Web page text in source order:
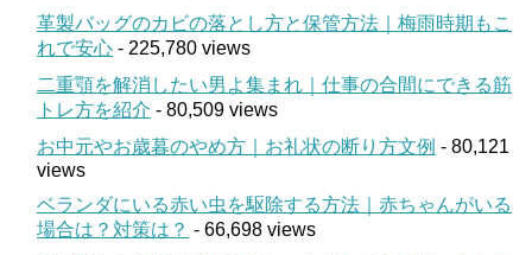
革製バッグのカビの落とし方と保管方法｜梅雨時期もこ
れで安心 - 225,780 views
二重顎を解消したい男よ集まれ｜仕事の合間にできる筋
トレ方を紹介 - 80,509 views
お中元やお歳暮のやめ方｜お礼状の断り方文例 - 80,121
views
ベランダにいる赤い虫を駆除する方法｜赤ちゃんがいる
場合は？対策は？ - 66,698 views